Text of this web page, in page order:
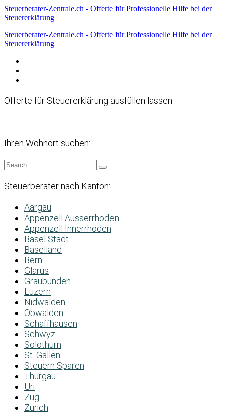
Steuerberater-Zentrale.ch - Offerte für Professionelle Hilfe bei der
Steuererklärung
Steuerberater-Zentrale.ch - Offerte für Professionelle Hilfe bei der
Steuererklärung
Offerte für Steuererklärung ausfüllen lassen:
Ihren Wohnort suchen:
Steuerberater nach Kanton:
Aargau
Appenzell Ausserrhoden
Appenzell Innerrhoden
Basel Stadt
Baselland
Bern
Glarus
Graubünden
Luzern
Nidwalden
Obwalden
Schaffhausen
Schwyz
Solothurn
St. Gallen
Steuern Sparen
Thurgau
Uri
Zug
Zürich